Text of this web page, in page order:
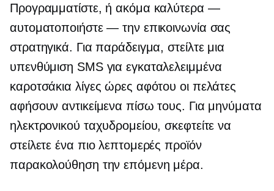
Προγραμματίστε, ή ακόμα καλύτερα —
αυτοματοποιήστε — την επικοινωνία σας
στρατηγικά. Για παράδειγμα, στείλτε μια
υπενθύμιση SMS για εγκαταλελειμμένα
καροτσάκια λίγες ώρες αφότου οι πελάτες
αφήσουν αντικείμενα πίσω τους. Για μηνύματα
ηλεκτρονικού ταχυδρομείου, σκεφτείτε να
στείλετε ένα πιο λεπτομερές προϊόν
παρακολούθηση την επόμενη μέρα.